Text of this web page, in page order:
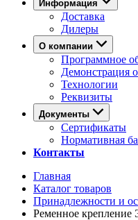
Информация
Доставка
Дилеры
О компании
Программное
Демонстрация
Технологии
Реквизиты
Документы
Сертификаты
Нормативная
Контакты
Главная
Каталог товаров
Принадлежности и
Ременное